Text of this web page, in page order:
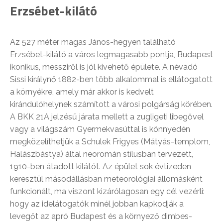
Erzsébet-kilátó
Az 527 méter magas János-hegyen található
Erzsébet-kilátó a város legmagasabb pontja, Budapest
ikonikus, messziről is jól kivehető épülete. A névadó
Sissi királynő 1882-ben több alkalommal is ellátogatott
a környékre, amely már akkor is kedvelt
kirándulóhelynek számított a városi polgárság körében.
A BKK 21A jelzésű járata mellett a zugligeti libegővel
vagy a világszám Gyermekvasúttal is könnyedén
megközelíthetjük a Schulek Frigyes (Mátyás-templom,
Halászbástya) által neoromán stílusban tervezett,
1910-ben átadott kilátót. Az épület sok évtizeden
keresztül másodállásban meteorológiai állomásként
funkcionált, ma viszont kizárólagosan egy cél vezérli:
hogy az idelátogatók minél jobban kapkodják a
levegőt az apró Budapest és a környező dimbes-